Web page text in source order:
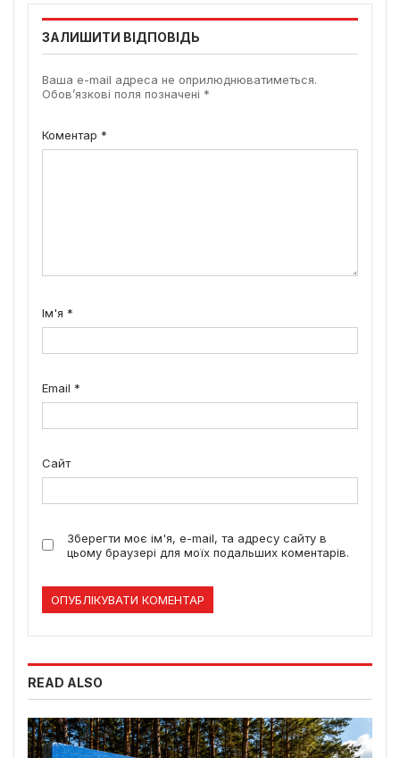
ЗАЛИШИТИ ВІДПОВІДЬ
Ваша e-mail адреса не оприлюднюватиметься.
Обов’язкові поля позначені *
Коментар *
Ім'я *
Email *
Сайт
Зберегти моє ім'я, e-mail, та адресу сайту в
цьому браузері для моїх подальших коментарів.
READ ALSO